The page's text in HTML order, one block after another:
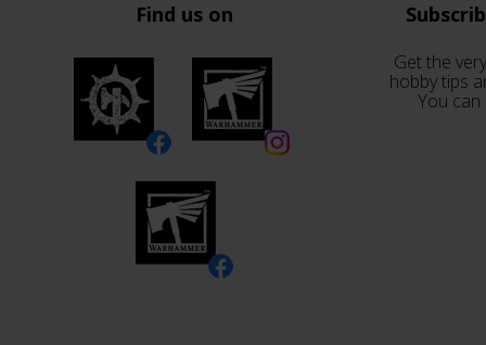
Find us on
Get the
hobby tips
You